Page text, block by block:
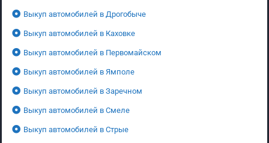
Выкуп автомобилей в Дрогобыче
Выкуп автомобилей в Каховке
Выкуп автомобилей в Первомайском
Выкуп автомобилей в Ямполе
Выкуп автомобилей в Заречном
Выкуп автомобилей в Смеле
Выкуп автомобилей в Стрые